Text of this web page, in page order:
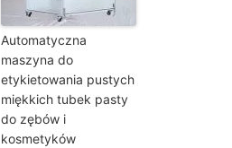
Automatyczna
maszyna do
etykietowania pustych
miękkich tubek pasty
do zębów i
kosmetyków